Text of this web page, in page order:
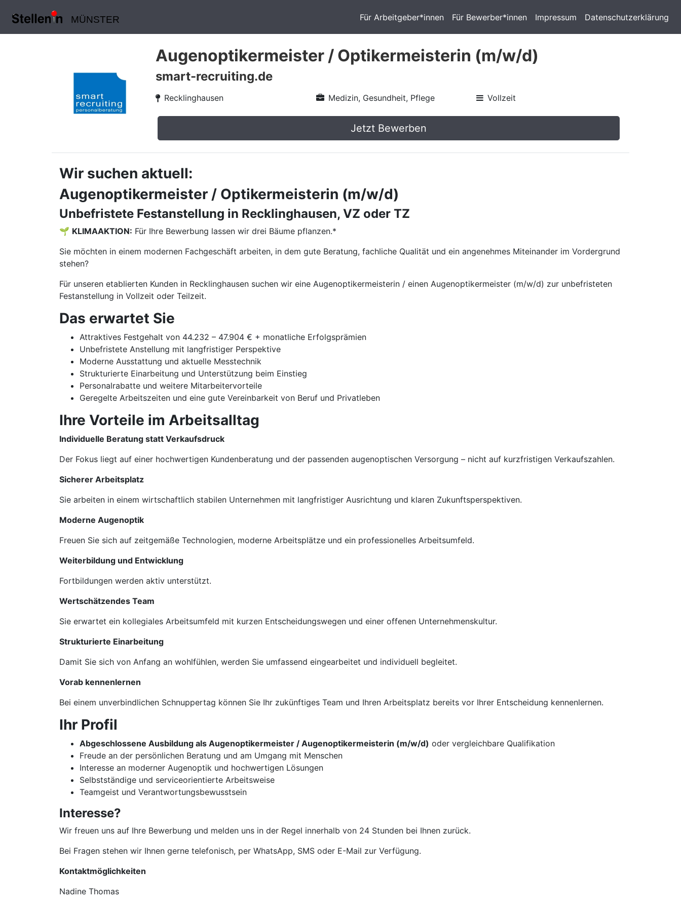
MÜNSTER Für Arbeitgeber*innen Für Bewerber*innen Impressum Datenschutzerklärung
Augenoptikermeister / Optikermeisterin (m/w/d)
smart-recruiting.de
Recklinghausen Medizin, Gesundheit, Pflege Vollzeit
Jetzt Bewerben
Wir suchen aktuell:
Augenoptikermeister / Optikermeisterin (m/w/d)
Unbefristete Festanstellung in Recklinghausen, VZ oder TZ
🌱 KLIMAAKTION: Für Ihre Bewerbung lassen wir drei Bäume pflanzen.*
Sie möchten in einem modernen Fachgeschäft arbeiten, in dem gute Beratung, fachliche Qualität und ein angenehmes Miteinander im Vordergrund
stehen?
Für unseren etablierten Kunden in Recklinghausen suchen wir eine Augenoptikermeisterin / einen Augenoptikermeister (m/w/d) zur unbefristeten
Festanstellung in Vollzeit oder Teilzeit.
Das erwartet Sie
Attraktives Festgehalt von 44.232 – 47.904 € + monatliche Erfolgsprämien
Unbefristete Anstellung mit langfristiger Perspektive
Moderne Ausstattung und aktuelle Messtechnik
Strukturierte Einarbeitung und Unterstützung beim Einstieg
Personalrabatte und weitere Mitarbeitervorteile
Geregelte Arbeitszeiten und eine gute Vereinbarkeit von Beruf und Privatleben
Ihre Vorteile im Arbeitsalltag
Individuelle Beratung statt Verkaufsdruck
Der Fokus liegt auf einer hochwertigen Kundenberatung und der passenden augenoptischen Versorgung – nicht auf kurzfristigen Verkaufszahlen.
Sicherer Arbeitsplatz
Sie arbeiten in einem wirtschaftlich stabilen Unternehmen mit langfristiger Ausrichtung und klaren Zukunftsperspektiven.
Moderne Augenoptik
Freuen Sie sich auf zeitgemäße Technologien, moderne Arbeitsplätze und ein professionelles Arbeitsumfeld.
Weiterbildung und Entwicklung
Fortbildungen werden aktiv unterstützt.
Wertschätzendes Team
Sie erwartet ein kollegiales Arbeitsumfeld mit kurzen Entscheidungswegen und einer offenen Unternehmenskultur.
Strukturierte Einarbeitung
Damit Sie sich von Anfang an wohlfühlen, werden Sie umfassend eingearbeitet und individuell begleitet.
Vorab kennenlernen
Bei einem unverbindlichen Schnuppertag können Sie Ihr zukünftiges Team und Ihren Arbeitsplatz bereits vor Ihrer Entscheidung kennenlernen.
Ihr Profil
Abgeschlossene Ausbildung als Augenoptikermeister / Augenoptikermeisterin (m/w/d) oder vergleichbare Qualifikation
Freude an der persönlichen Beratung und am Umgang mit Menschen
Interesse an moderner Augenoptik und hochwertigen Lösungen
Selbstständige und serviceorientierte Arbeitsweise
Teamgeist und Verantwortungsbewusstsein
Interesse?
Wir freuen uns auf Ihre Bewerbung und melden uns in der Regel innerhalb von 24 Stunden bei Ihnen zurück.
Bei Fragen stehen wir Ihnen gerne telefonisch, per WhatsApp, SMS oder E-Mail zur Verfügung.
Kontaktmöglichkeiten
Nadine Thomas